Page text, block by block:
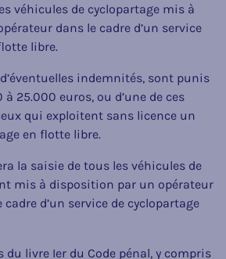
véhicules de cyclopartage mis à
dans le cadre d’un service
libre.
indemnités, sont punis
à 25.000 euros, ou d’une de ces
qui exploitent sans licence un
en flotte libre.
la saisie de tous les véhicules de
mis à disposition par un opérateur
d’un service de cyclopartage
du livre Ier du Code pénal, y compris